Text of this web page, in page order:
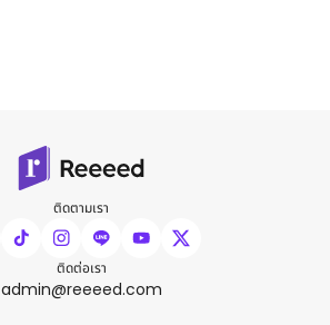
ติดตามเรา
ติดต่อเรา
admin@reeeed.com